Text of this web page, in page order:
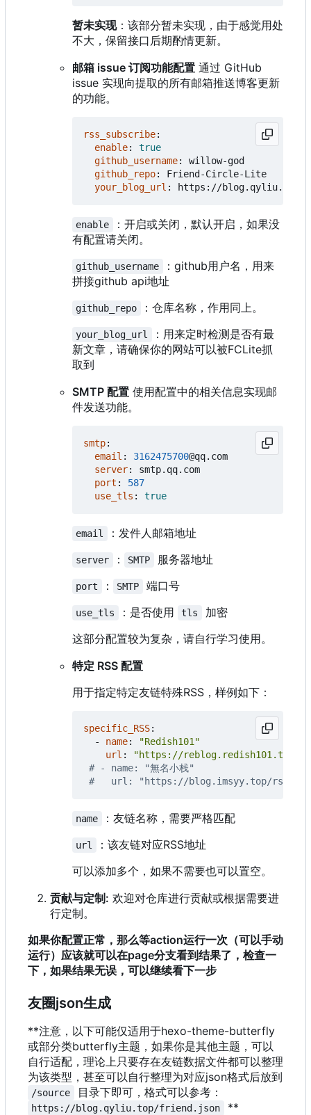
暂未实现：该部分暂未实现，由于感觉用处
不大，保留接口后期酌情更新。
邮箱 issue 订阅功能配置 通过 GitHub
issue 实现向提取的所有邮箱推送博客更新
的功能。
rss_subscribe:
enable:
true
github_username:
willow-god
github_repo:
Friend-Circle-Lite
your_blog_url : https://blog.qyliu.top/
enable
：开启或关闭，默认开启，如果没
有配置请关闭。
github_username ： github用户名，用来
拼接github api地址
github_repo ：仓库名称，作用同上。
your_blog_url
：用来定时检测是否有最
新文章，请确保你的网站可以被FCLite抓
取到
SMTP 配置 使用配置中的相关信息实现邮
件发送功能。
smtp:
email : 3162475700@qq.com
server:
smtp.qq.com
port :
587
use_tls : true
email ：发件人邮箱地址
server ： SMTP 服务器地址
port ： SMTP 端口号
use_tls ：是否使用 tls
加密
这部分配置较为复杂，请自行学习使用。
特定 RSS 配置
用于指定特定友链特殊RSS，样例如下：
specific_RSS:
- name:
"Redish101"
url :
"https://reblog.redish101.top/
# - name: "無名小栈"
#   url: "https://blog.imsyy.top/
name ：友链名称，需要严格匹配
url
：该友链对应RSS地址
可以添加多个，如果不需要也可以置空。
贡献与定制: 欢迎对仓库进行贡献或根据需要进
行定制。
如果你配置正常，那么等action运行一次（可以手动
运行）应该就可以在page分支看到结果了，检查一
下，如果结果无误，可以继续看下一步
友圈json生成
**注意，以下可能仅适用于hexo-theme-butterfly
或部分类butterfly主题，如果你是其他主题，可以
自行适配，理论上只要存在友链数据文件都可以整理
为该类型，甚至可以自行整理为对应json格式后放到
/source 目录下即可，格式可以参考：
https://blog.qyliu.top/friend.json
**